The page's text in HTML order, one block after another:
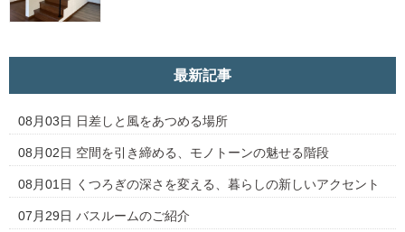
最新記事
08月03日 日差しと風をあつめる場所
08月02日 空間を引き締める、モノトーンの魅せる階段
08月01日 くつろぎの深さを変える、暮らしの新しいアクセント
07月29日 バスルームのご紹介